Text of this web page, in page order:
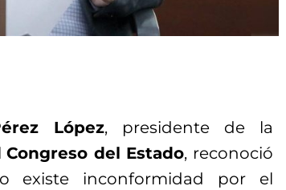
López, presidente de la
Congreso del Estado, reconoció
existe inconformidad por el